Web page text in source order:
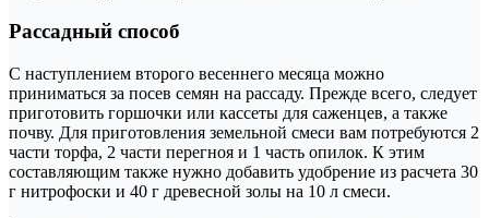
Рассадный способ
С наступлением второго весеннего месяца можно
приниматься за посев семян на рассаду. Прежде всего, следует
приготовить горшочки или кассеты для саженцев, а также
почву. Для приготовления земельной смеси вам потребуются 2
части торфа, 2 части перегноя и 1 часть опилок. К этим
составляющим также нужно добавить удобрение из расчета 30
г нитрофоски и 40 г древесной золы на 10 л смеси.